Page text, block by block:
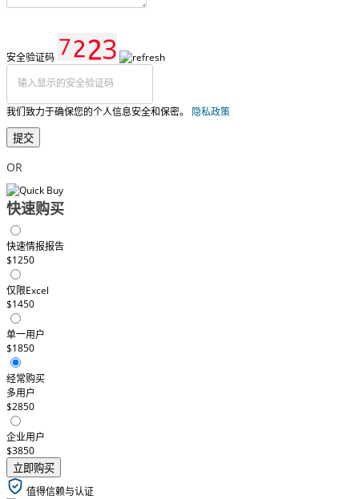
安全验证码
我们致力于确保您的个人信息安全和保密。 隐私政策
提交
OR
快速购买
快速情报报告
$1250
仅限Excel
$1450
单一用户
$1850
经常购买
多用户
$2850
企业用户
$3850
立即购买
值得信赖与认证